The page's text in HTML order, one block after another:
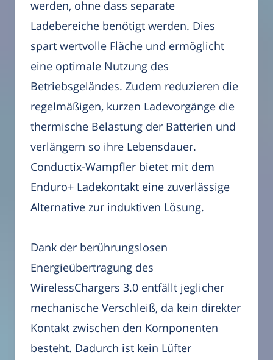
werden, ohne dass separate
Ladebereiche benötigt werden. Dies
spart wertvolle Fläche und ermöglicht
eine optimale Nutzung des
Betriebsgeländes. Zudem reduzieren die
regelmäßigen, kurzen Ladevorgänge die
thermische Belastung der Batterien und
verlängern so ihre Lebensdauer.
Conductix-Wampfler bietet mit dem
Enduro+ Ladekontakt eine zuverlässige
Alternative zur induktiven Lösung.
Dank der berührungslosen
Energieübertragung des
WirelessChargers 3.0 entfällt jeglicher
mechanische Verschleiß, da kein direkter
Kontakt zwischen den Komponenten
besteht. Dadurch ist kein Lüfter